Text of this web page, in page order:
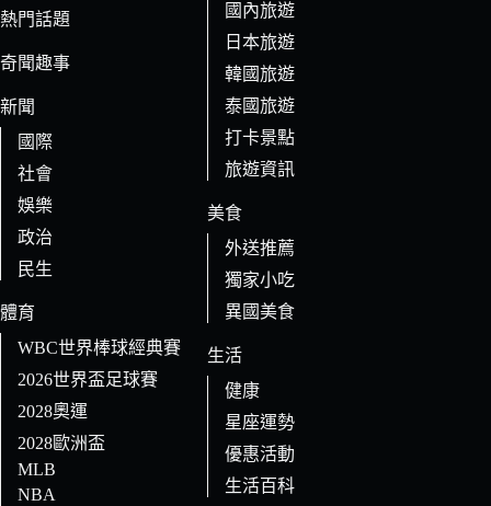
的
果
熱門話題
奇聞趣事
新聞
國際
社會
娛樂
政治
民生
體育
WBC世界棒球經典賽
2026世界盃足球賽
2028奧運
2028歐洲盃
MLB
NBA
國內旅遊
日本旅遊
韓國旅遊
泰國旅遊
打卡景點
旅遊資訊
美食
外送推薦
獨家小吃
異國美食
生活
健康
星座運勢
優惠活動
生活百科